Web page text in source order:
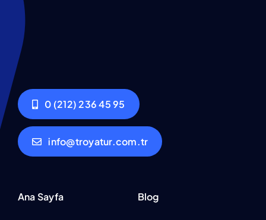
0 (212) 236 45 95
info@troyatur.com.tr
Ana Sayfa Blog